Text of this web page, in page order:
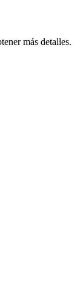
más detalles.